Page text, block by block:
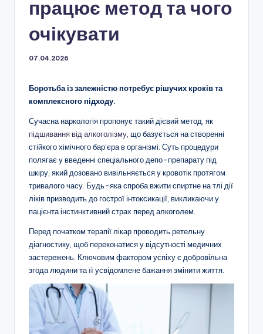
працює метод та чого
очікувати
07.04.2026
Боротьба із залежністю потребує рішучих кроків та
комплексного підходу.
Сучасна наркологія пропонує такий дієвий метод, як
підшивання від алкоголізму , що базується на створенні
стійкого хімічного бар’єра в організмі. Суть процедури
полягає у введенні спеціального депо-препарату під
шкіру, який дозовано вивільняється у кровотік протягом
тривалого часу. Будь-яка спроба вжити спиртне на тлі дії
ліків призводить до гострої інтоксикації, викликаючи у
пацієнта інстинктивний страх перед алкоголем.
Перед початком терапії лікар проводить ретельну
діагностику, щоб переконатися у відсутності медичних
застережень. Ключовим фактором успіху є добровільна
згода людини та її усвідомлене бажання змінити життя.